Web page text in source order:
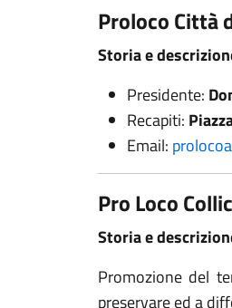
Proloco Città
Storia e
Presidente:
Recapiti:
Email:
Pro Loco
Storia e
Promozione del
preservare ed a